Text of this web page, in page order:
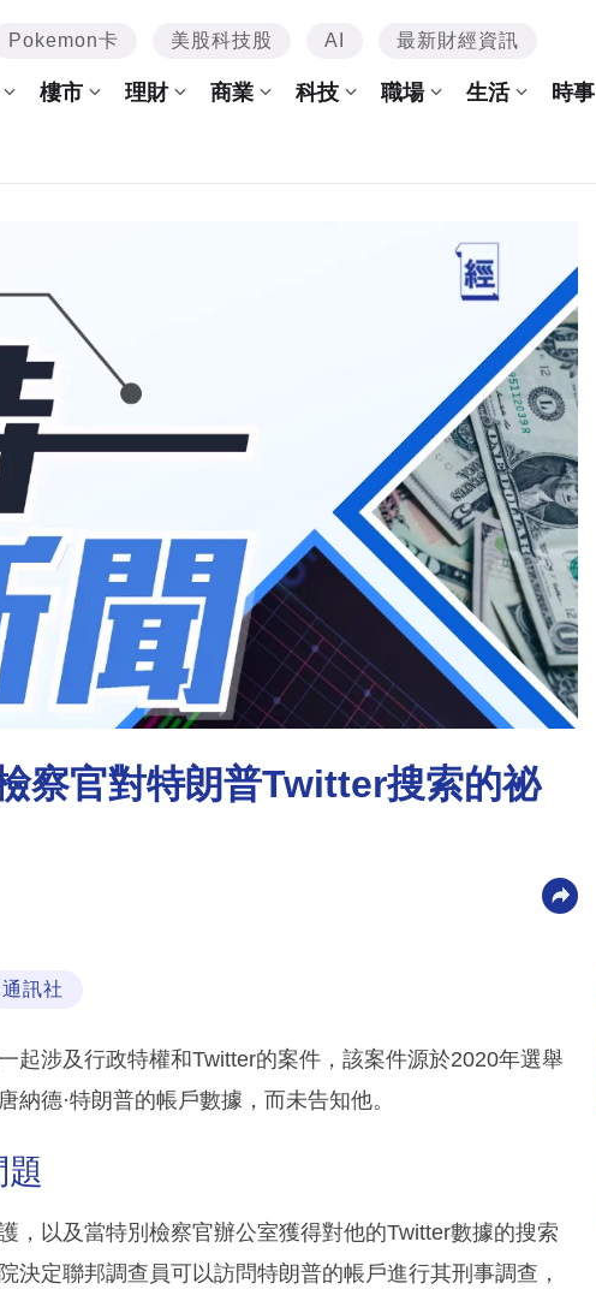
Pokemon卡 美股科技股 AI 最新財經資訊
樓市 理財 商業 科技 職場 生活 時事
察官對特朗普Twitter搜索的祕
通訊社
起涉及行政特權和Twitter的案件，該案件源於2020年選舉
德·特朗普的帳戶數據，而未告知他。
，以及當特別檢察官辦公室獲得對他的Twitter數據的搜索
決定聯邦調查員可以訪問特朗普的帳戶進行其刑事調查，